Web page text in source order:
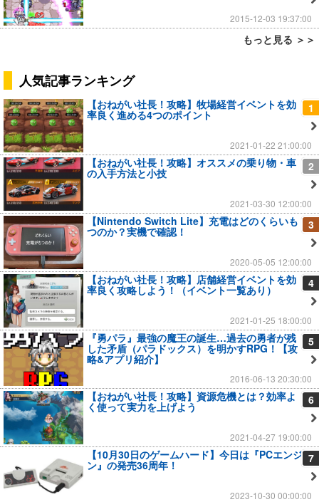
2015-12-03 19:37:00
もっと見る ＞＞
人気記事ランキング
1
【おねがい社長！攻略】牧場経営イベントを効
率良く進める4つのポイント
2021-01-22 21:00:00
2
【おねがい社長！攻略】オススメの乗り物・車
の入手方法と小技
2021-03-30 12:00:00
3
【Nintendo Switch Lite】充電はどのくらいも
つのか？実機で確認！
2020-05-05 12:00:00
4
【おねがい社長！攻略】店舗経営イベントを効
率良く攻略しよう！（イベント一覧あり）
2021-01-25 18:00:00
5
『勇パラ』最強の魔王の誕生…過去の勇者が残
した矛盾（パラドックス）を明かすRPG！【攻
略&アプリ紹介】
2016-06-13 20:30:00
6
【おねがい社長！攻略】資源危機とは？効率よ
く使って実力を上げよう
2021-04-27 19:00:00
7
【10月30日のゲームハード】今日は『PCエンジ
ン』の発売36周年！
2023-10-30 00:00:00